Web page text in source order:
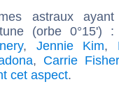
astraux
(orbe 0°15')
, Jennie Kim,
, Carrie Fisher
cet aspect.